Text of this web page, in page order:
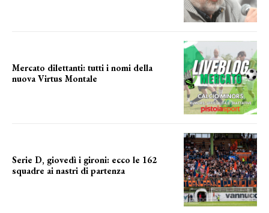
Mercato dilettanti: tutti i nomi della
nuova Virtus Montale
Serie D, giovedì i gironi: ecco le 162
squadre ai nastri di partenza